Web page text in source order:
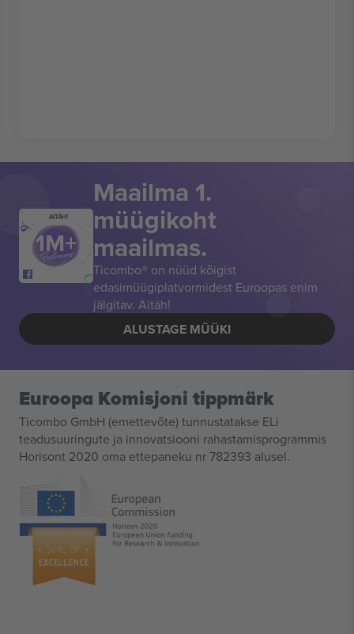
AITÄH!
Maailma 1.
müügikoht
maailmas.
Ticombo® on nüüd kõigist
edasimüügiplatvormidest Euroopas enim
jälgitav. Aitäh!
ALUSTAGE MÜÜKI
Euroopa Komisjoni tippmärk
Ticombo GmbH (emettevõte) tunnustatakse ELi
teadusuuringute ja innovatsiooni rahastamisprogrammis
Horisont 2020 oma ettepaneku nr 782393 alusel.